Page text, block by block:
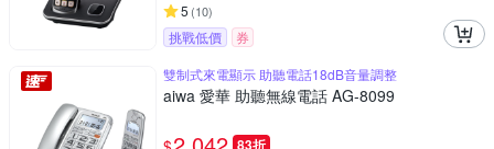
5 (10)
挑戰低價
券
雙制式來電顯示 助聽電話18dB音量調整
aiwa 愛華 助聽無線電話 AG-8099
83折